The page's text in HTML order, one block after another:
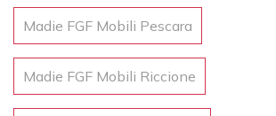
Madie FGF Mobili Pescara
Madie FGF Mobili Riccione